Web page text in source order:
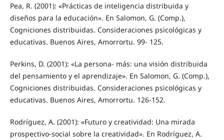
Pea, R. (2001): «Prácticas de inteligencia distribuida y
diseños para la educación». En Salomon, G. (Comp.),
Cogniciones distribuidas. Consideraciones psicológicas y
educativas. Buenos Aires, Amorrortu. 99- 125.
Perkins, D. (2001): «La persona- más: una visión distribuida
del pensamiento y el aprendizaje». En Salomon, G. (Comp.),
Cogniciones distribuidas. Consideraciones psicológicas y
educativas. Buenos Aires, Amorrortu. 126-152.
Rodríguez, A. (2001): «Futuro y creatividad: Una mirada
prospectivo-social sobre la creatividad». En Rodríguez, A.